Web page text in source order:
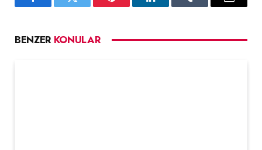
FacebookTwitter Pinterest LinkedInTumblr Email
BENZER KONULAR